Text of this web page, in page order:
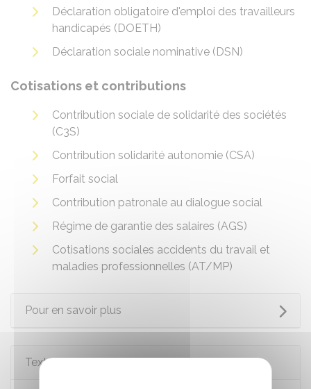
Déclaration obligatoire d'emploi des travailleurs
handicapés (DOETH)
Déclaration sociale nominative (DSN)
Cotisations et contributions
Contribution sociale de solidarité des sociétés
(C3S)
Contribution solidarité autonomie (CSA)
Forfait social
Contribution patronale au dialogue social
Régime de garantie des salaires (AGS)
Cotisations sociales accidents du travail et
maladies professionnelles (AT/MP)
Pour en savoir plus
Textes de référence